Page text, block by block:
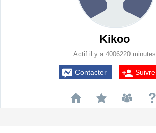
Kikoo
Actif il y a 4006220 minutes
Contacter Suivre